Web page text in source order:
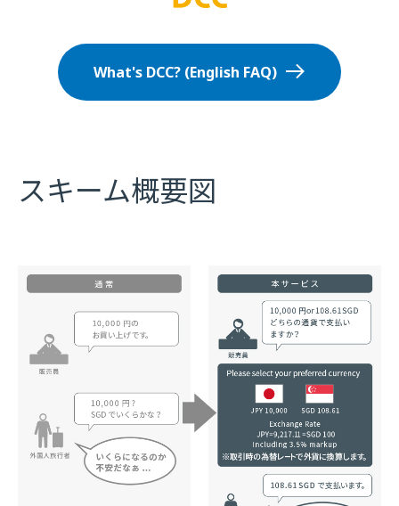
What's DCC? (English FAQ)
スキーム概要図